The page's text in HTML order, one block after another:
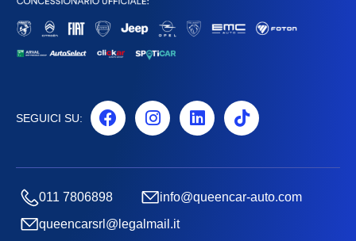
SEGUICI SU:
011 7806898
info@queencar-auto.com
queencarsrl@legalmail.it